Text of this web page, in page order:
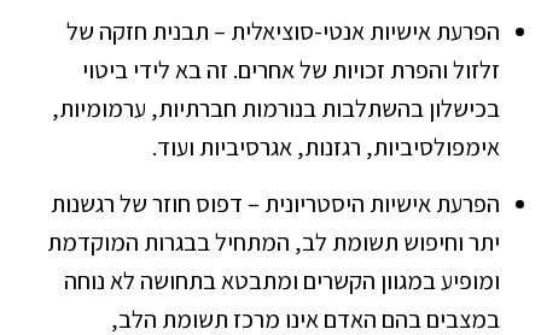
הפרעת אישיות אנטי-סוציאלית – תבנית חזקה של
זלזול והפרת זכויות של אחרים. זה בא לידי ביטוי
בכישלון בהשתלבות בנורמות חברתיות, ערמומיות,
אימפולסיביות, רגזנות, אגרסיביות ועוד.
הפרעת אישיות היסטריונית – דפוס חוזר של רגשנות
יתר וחיפוש תשומת לב, המתחיל בבגרות המוקדמת
ומופיע במגוון הקשרים ומתבטא בתחושה לא נוחה
במצבים בהם האדם אינו מרכז תשומת הלב,